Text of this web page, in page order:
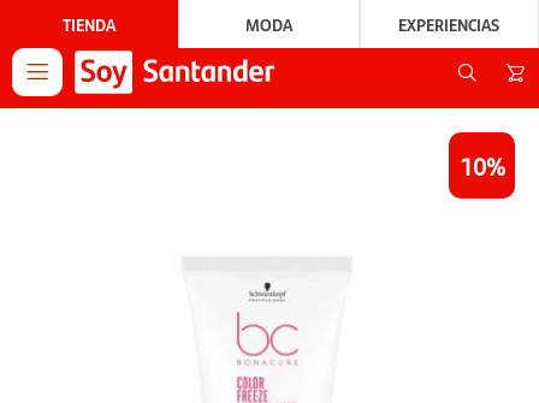
TIENDA MODA EXPERIENCIAS

10